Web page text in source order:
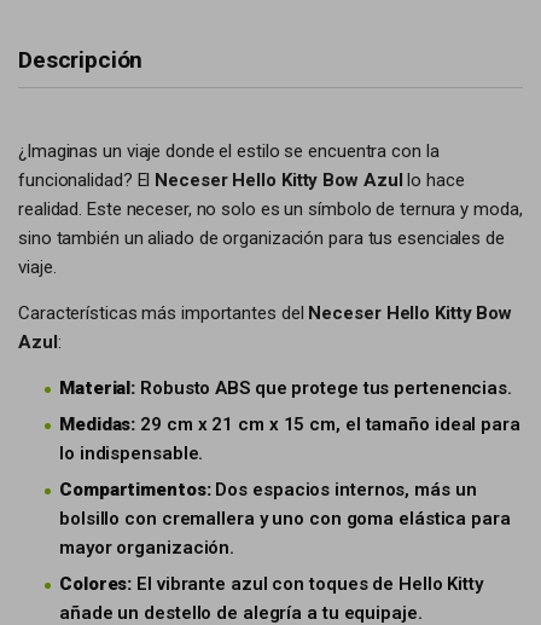
Descripción
¿Imaginas un viaje donde el estilo se encuentra con la
funcionalidad? El Neceser Hello Kitty Bow Azul lo hace
realidad. Este neceser, no solo es un símbolo de ternura y moda,
sino también un aliado de organización para tus esenciales de
viaje.
Características más importantes del Neceser Hello Kitty Bow
Azul:
Material: Robusto ABS que protege tus pertenencias.
Medidas: 29 cm x 21 cm x 15 cm, el tamaño ideal para
lo indispensable.
Compartimentos:Dos espacios internos, más un
bolsillo con cremallera y uno con goma elástica para
mayor organización.
Colores: El vibrante azul con toques de Hello Kitty
añade un destello de alegría a tu equipaje.